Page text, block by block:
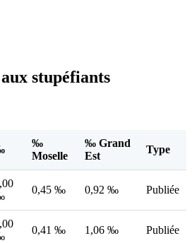
stupéfiants
‰
Moselle
‰ Grand
Est
Type
0,45 ‰ 0,92 ‰ Publiée
0,41 ‰ 1,06 ‰ Publiée